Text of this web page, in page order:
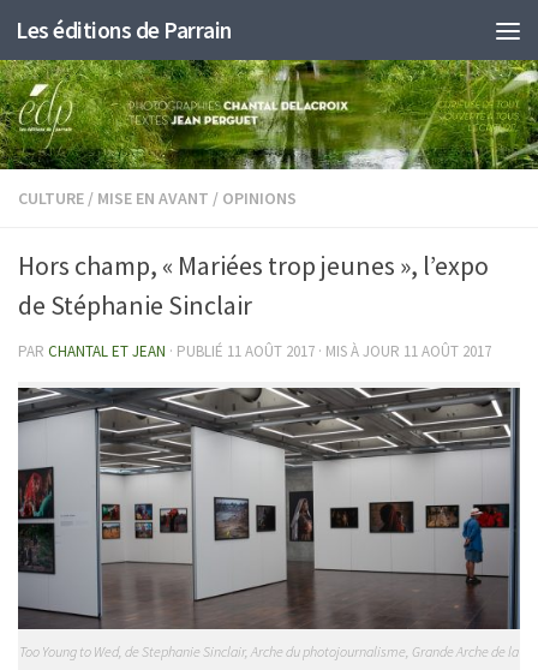
Au dessous du contenu
Les éditions de Parrain
CULTURE / MISE EN AVANT / OPINIONS
Hors champ, « Mariées trop jeunes », l’expo
de Stéphanie Sinclair
PAR CHANTAL ET JEAN · PUBLIÉ 11 AOÛT 2017 · MIS À JOUR 11 AOÛT 2017
Too Young to Wed, de Stephanie Sinclair, Arche du photojournalisme, Grande Arche de la